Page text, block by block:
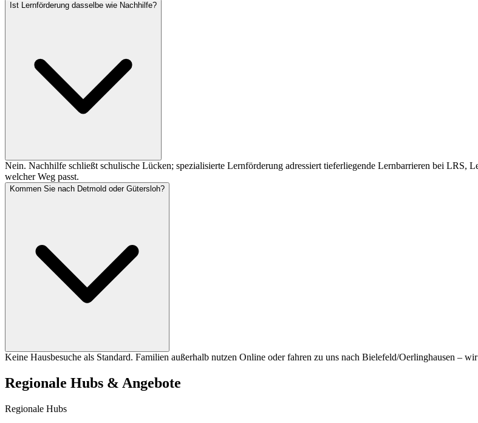
Ist Lernförderung dasselbe wie Nachhilfe?
Nein. Nachhilfe schließt schulische Lücken; spezialisierte Lernförderung adressiert tieferliegende Lernbarrieren bei LRS,
welcher Weg passt.
Kommen Sie nach Detmold oder Gütersloh?
Keine Hausbesuche als Standard. Familien außerhalb nutzen Online oder fahren zu uns nach Bielefeld/Oerlinghausen –
Regionale Hubs & Angebote
Regionale Hubs